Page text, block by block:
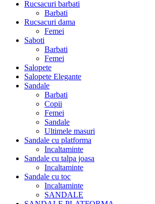
Rucsacuri barbati
Barbati
Rucsacuri dama
Femei
Saboti
Barbati
Femei
Salopete
Salopete Elegante
Sandale
Barbati
Copii
Femei
Sandale
Ultimele masuri
Sandale cu platforma
Incaltaminte
Sandale cu talpa joasa
Incaltaminte
Sandale cu toc
Incaltaminte
SANDALE